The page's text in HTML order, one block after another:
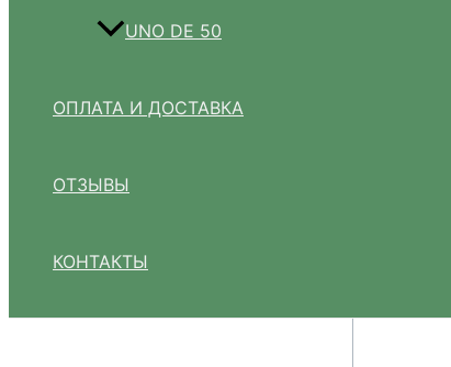
UNO DE 50
ОПЛАТА И ДОСТАВКА
ОТЗЫВЫ
КОНТАКТЫ